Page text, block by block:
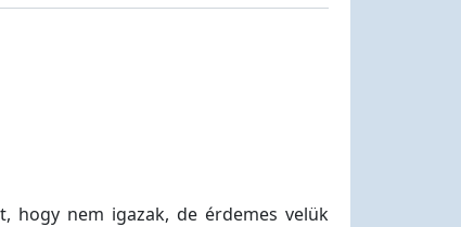
hogy nem igazak, de érdemes velük